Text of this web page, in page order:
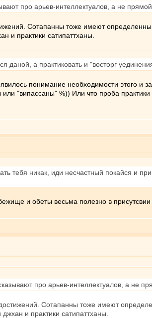
про арьев-интеллектуалов, а не
Сотапанны тоже имеют
и практики сатипаттханы.
а практиковать и "восторг
понимание необходимости этого и
или "випассаны" %)) Или что проба
тебя никак, иди несчастный покайся и
и обеты весьма полезно в
про арьев-интеллектуалов, а не
Сотапанны тоже имеют
и практики сатипаттханы.